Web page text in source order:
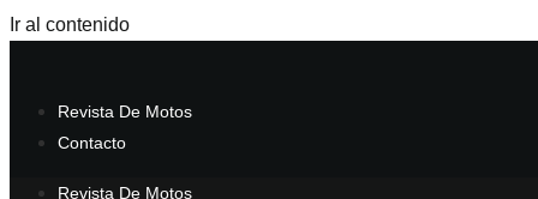
Ir al contenido
Revista De Motos
Contacto
Revista De Motos